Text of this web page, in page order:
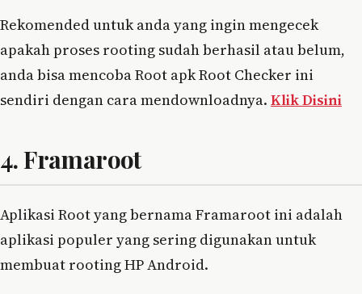
Rekomended untuk anda yang ingin mengecek
apakah proses rooting sudah berhasil atau belum,
anda bisa mencoba Root apk Root Checker ini
sendiri dengan cara mendownloadnya. Klik Disini
4. Framaroot
Aplikasi Root yang bernama Framaroot ini adalah
aplikasi populer yang sering digunakan untuk
membuat rooting HP Android.